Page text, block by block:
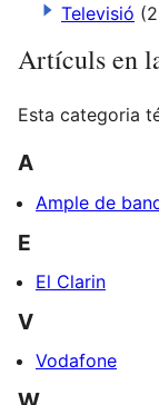
Televisió
Artículs en
Esta categoria
A
Ample de
E
El Clarin
V
Vodafone